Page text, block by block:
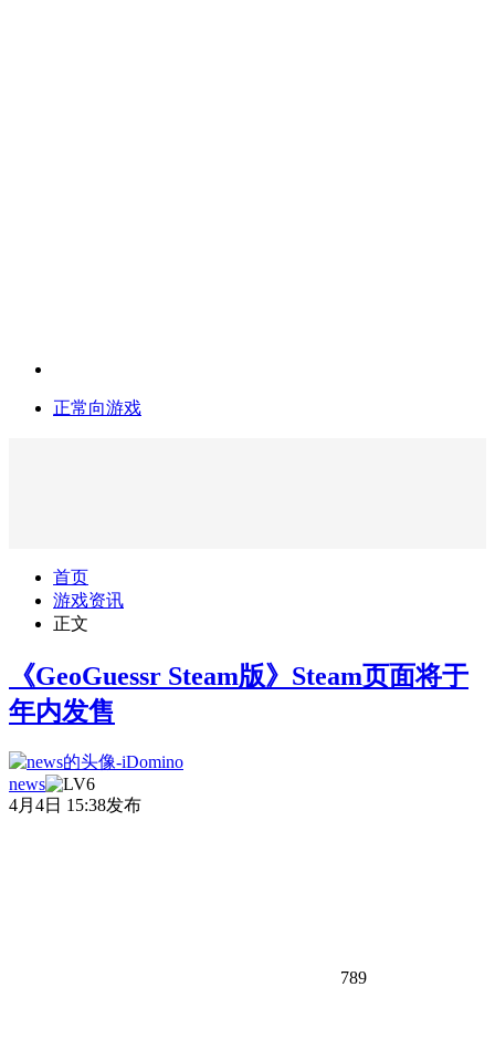
正常向游戏
首页
游戏资讯
正文
《GeoGuessr Steam版》Steam页面将于
年内发售
news
4月4日 15:38发布
789